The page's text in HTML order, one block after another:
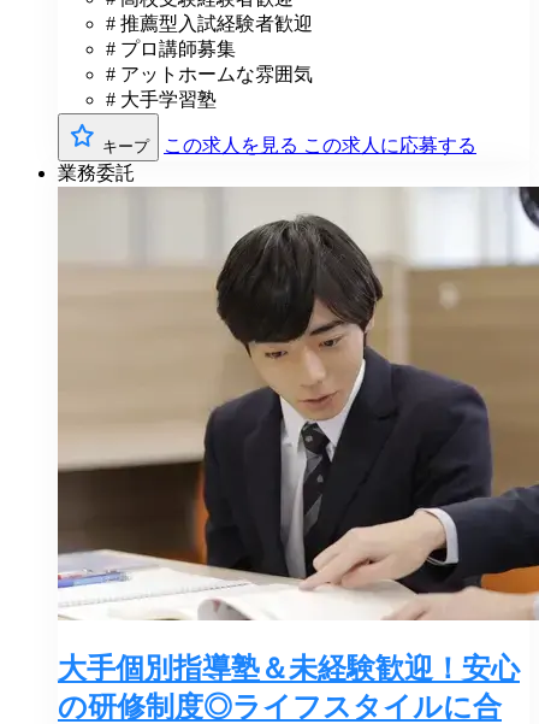
# 推薦型入試経験者歓迎
# プロ講師募集
# アットホームな雰囲気
# 大手学習塾
キープ この求人を見る この求人に応募する
業務委託
大手個別指導塾＆未経験歓迎！安心
の研修制度◎ライフスタイルに合